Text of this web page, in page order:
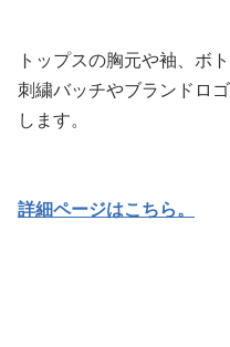
トップスの胸元や袖、ボ
刺繍バッチやブランドロ
します。
詳細ページはこちら。